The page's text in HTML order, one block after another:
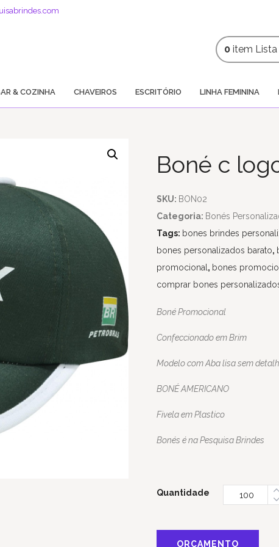
0 item
& COZINHA CHAVEIROS ESCRITÓRIO LINHA FEMININA
Boné c
SKU: BON02
Categoria: Bonés
Tags: bones brindes
bones personalizados barato,
promocional , bones
comprar bones
Boné Promocional
Confeccionado em Brim
Modelo com Aba lisa sem
BONÉ AMERICANO
Fivela em Plastico
Bonés é na Pesquisa Brindes
Quantidade
ORÇAMENTO